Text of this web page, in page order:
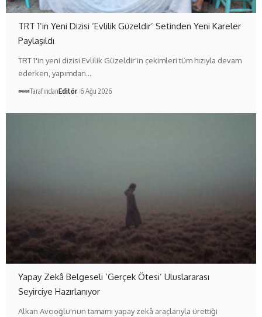
TRT 1’in Yeni Dizisi ‘Evlilik Güzeldir’ Setinden Yeni Kareler
Paylaşıldı
TRT 1'in yeni dizisi Evlilik Güzeldir'in çekimleri tüm hızıyla devam
ederken, yapımdan…
TarafındanEditör 6 Ağu 2026
Yapay Zekâ Belgeseli ‘Gerçek Ötesi’ Uluslararası
Seyirciye Hazırlanıyor
Alkan Avcıoğlu'nun tamamı yapay zekâ araçlarıyla ürettiği